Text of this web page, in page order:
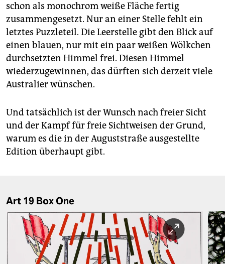
schon als monochrom weiße Fläche fertig
zusammengesetzt. Nur an einer Stelle fehlt ein
letztes Puzzleteil. Die Leerstelle gibt den Blick auf
einen blauen, nur mit ein paar weißen Wölkchen
durchsetzten Himmel frei. Diesen Himmel
wiederzugewinnen, das dürften sich derzeit viele
Australier wünschen.
Und tatsächlich ist der Wunsch nach freier Sicht
und der Kampf für freie Sichtweisen der Grund,
warum es die in der Auguststraße ausgestellte
Edition überhaupt gibt.
Art 19 Box One